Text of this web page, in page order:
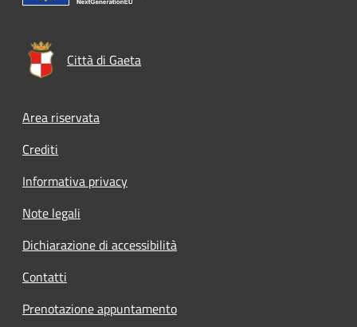
Città di Gaeta
Footer menu
Area riservata
Crediti
Informativa privacy
Note legali
Dichiarazione di accessibilità
Contatti
Prenotazione appuntamento